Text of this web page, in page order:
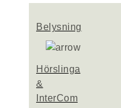
Belysning
Hörslinga
&
InterCom